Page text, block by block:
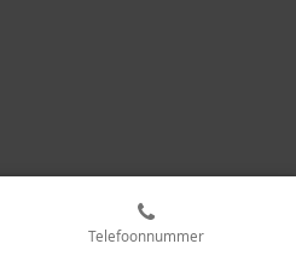
Telefoonnummer